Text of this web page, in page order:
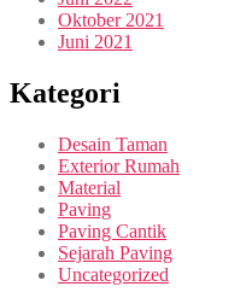
Oktober 2021
Juni 2021
Kategori
Desain Taman
Exterior Rumah
Material
Paving
Paving Cantik
Sejarah Paving
Uncategorized